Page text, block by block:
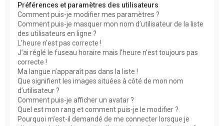
Préférences et paramètres des utilisateurs
Comment puis-je modifier mes paramètres ?
Comment puis-je masquer mon nom d’utilisateur de la liste
des utilisateurs en ligne ?
L’heure n’est pas correcte !
J’ai réglé le fuseau horaire mais l’heure n’est toujours pas
correcte !
Ma langue n’apparaît pas dans la liste !
Que signifient les images situées à côté de mon nom
d’utilisateur ?
Comment puis-je afficher un avatar ?
Quel est mon rang et comment puis-je le modifier ?
Pourquoi m’est-il demandé de me connecter lorsque je